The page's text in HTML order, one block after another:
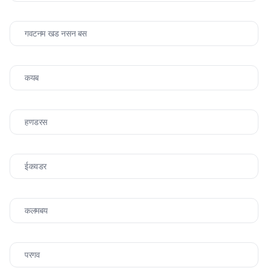
गवटनम खड नसन बस
कयब
हणडरस
ईकवडर
कलमबय
परगव